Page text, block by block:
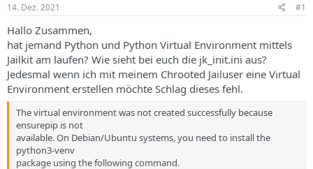
e
r
d
e
s
T
h
m
a
s
n
g
d
a
t
m
14. Dez. 2021 #1
Hallo Zusammen,
hat jemand Python und Python Virtual Environment mittels
Jailkit am laufen? Wie sieht bei euch die jk_init.ini aus?
Jedesmal wenn ich mit meinem Chrooted Jailuser eine Virtual
Environment erstellen möchte Schlag dieses fehl.
The virtual environment was not created successfully because
ensurepip is not
available. On Debian/Ubuntu systems, you need to install the
python3-venv
package using the following command.